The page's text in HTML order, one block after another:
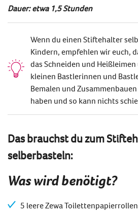
Dauer: etwa 1,5 Stunden
Wenn du einen Stiftehalter
Kindern, empfehlen wir euch,
das Schneiden und
kleinen Bastlerinnen und
Bemalen und
haben und so kann nichts
Das brauchst du zum
selberbasteln:
Was wird benötigt?
5 leere Zewa Toilettenpapierrollen